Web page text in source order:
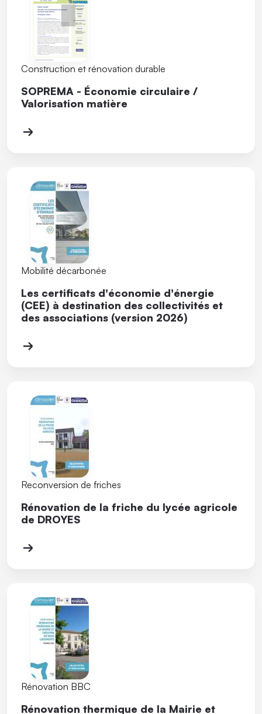
Construction et rénovation durable
SOPREMA - Économie circulaire /
Valorisation matière
Mobilité décarbonée
Les certificats d'économie d'énergie
(CEE) à destination des collectivités et
des associations (version 2026)
Reconversion de friches
Rénovation de la friche du lycée agricole
de DROYES
Rénovation BBC
Rénovation thermique de la Mairie et